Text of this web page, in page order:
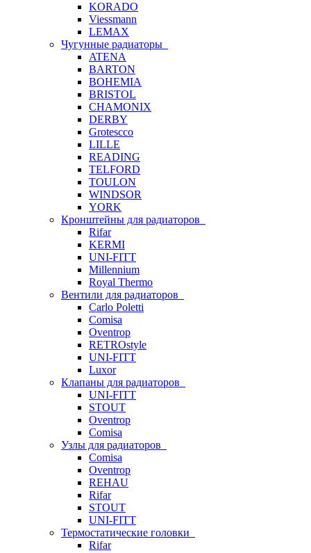
KORADO
Viessmann
LEMAX
Чугунные радиаторы
ATENA
BARTON
BOHEMIA
BRISTOL
CHAMONIX
DERBY
Grotescco
LILLE
READING
TELFORD
TOULON
WINDSOR
YORK
Кронштейны для радиаторов
Rifar
KERMI
UNI-FITT
Millennium
Royal Thermo
Вентили для радиаторов
Carlo Poletti
Comisa
Oventrop
RETROstyle
UNI-FITT
Luxor
Клапаны для радиаторов
UNI-FITT
STOUT
Oventrop
Comisa
Узлы для радиаторов
Comisa
Oventrop
REHAU
Rifar
STOUT
UNI-FITT
Термостатические головки
Rifar